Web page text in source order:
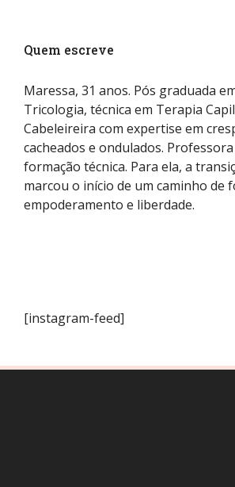
Quem escreve
Maressa, 31 anos. Pós graduada
Tricologia, técnica em Terapia
Cabeleireira com expertise em
cacheados e ondulados.
formação técnica. Para ela, a
marcou o início de um caminho de
empoderamento e liberdade.
[instagram-feed]